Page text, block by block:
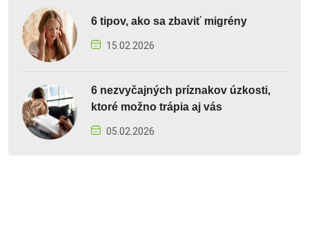
6 tipov, ako sa zbaviť migrény
15.02.2026
6 nezvyčajných príznakov úzkosti,
ktoré možno trápia aj vás
05.02.2026